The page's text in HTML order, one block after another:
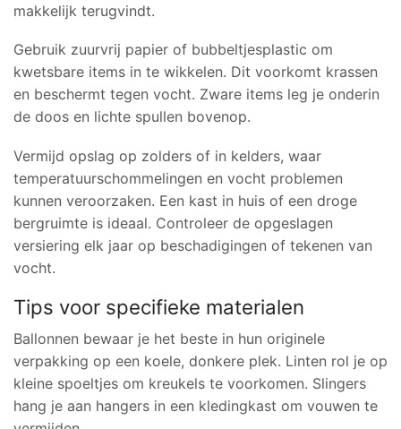
makkelijk terugvindt.
Gebruik zuurvrij papier of bubbeltjesplastic om
kwetsbare items in te wikkelen. Dit voorkomt krassen
en beschermt tegen vocht. Zware items leg je onderin
de doos en lichte spullen bovenop.
Vermijd opslag op zolders of in kelders, waar
temperatuurschommelingen en vocht problemen
kunnen veroorzaken. Een kast in huis of een droge
bergruimte is ideaal. Controleer de opgeslagen
versiering elk jaar op beschadigingen of tekenen van
vocht.
Tips voor specifieke materialen
Ballonnen bewaar je het beste in hun originele
verpakking op een koele, donkere plek. Linten rol je op
kleine spoeltjes om kreukels te voorkomen. Slingers
hang je aan hangers in een kledingkast om vouwen te